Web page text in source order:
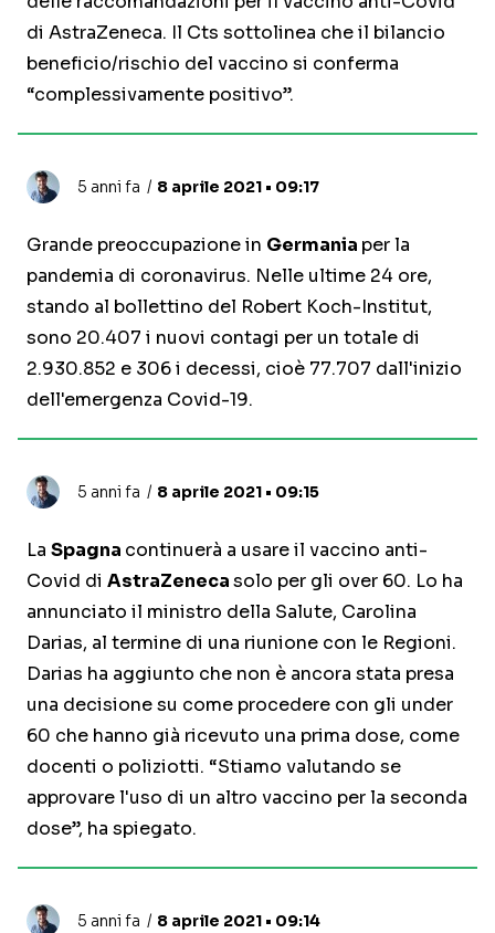
di AstraZeneca. Il Cts sottolinea che il bilancio
beneficio/rischio del vaccino si conferma
“complessivamente positivo”.
5 anni fa 8 aprile 2021 • 09:17
Grande preoccupazione in Germania per la
pandemia di coronavirus. Nelle ultime 24 ore,
stando al bollettino del Robert Koch-Institut,
sono 20.407 i nuovi contagi per un totale di
2.930.852 e 306 i decessi, cioè 77.707 dall'inizio
dell'emergenza Covid-19.
5 anni fa 8 aprile 2021 • 09:15
La Spagna continuerà a usare il vaccino anti-
Covid di AstraZenecasolo per gli over 60. Lo ha
annunciato il ministro della Salute, Carolina
Darias, al termine di una riunione con le Regioni.
Darias ha aggiunto che non è ancora stata presa
una decisione su come procedere con gli under
60 che hanno già ricevuto una prima dose, come
docenti o poliziotti. “Stiamo valutando se
approvare l'uso di un altro vaccino per la seconda
dose”, ha spiegato.
5 anni fa 8 aprile 2021 • 09:14